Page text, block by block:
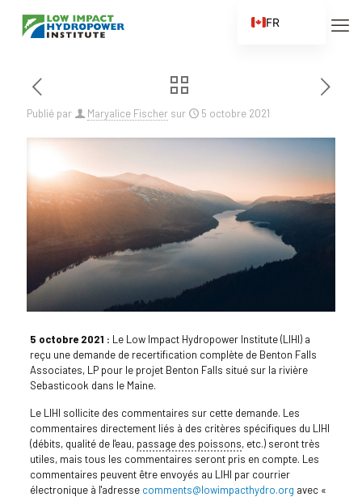
Publié par Maryalice Fischer sur 5 octobre 2021
5 octobre 2021 : Le Low Impact Hydropower Institute (LIHI) a
reçu une demande de recertification complète de Benton Falls
Associates, LP pour le projet Benton Falls situé sur la rivière
Sebasticook dans le Maine.
Le LIHI sollicite des commentaires sur cette demande. Les
commentaires directement liés à des critères spécifiques du LIHI
(débits, qualité de l'eau, passage des poissons, etc.) seront très
utiles, mais tous les commentaires seront pris en compte. Les
commentaires peuvent être envoyés au LIHI par courrier
électronique à l'adresse comments@lowimpacthydro.org avec «
FR